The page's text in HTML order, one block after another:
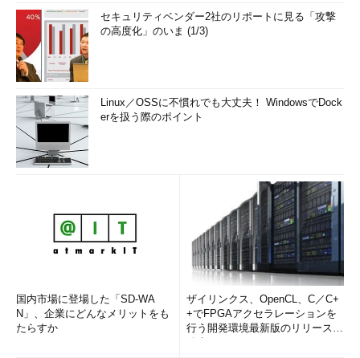
セキュリティベンダー2社のリポートに見る「攻撃
の高度化」のいま (1/3)
Linux／OSSに不慣れでも大丈夫！ WindowsでDock
erを扱う際のポイント
国内市場に登場した「SD-WA
N」、企業にどんなメリットをも
たらすか
ザイリンクス、OpenCL、C／C+
+でFPGAアクセラレーションを
行う開発環境最新版のリリースを